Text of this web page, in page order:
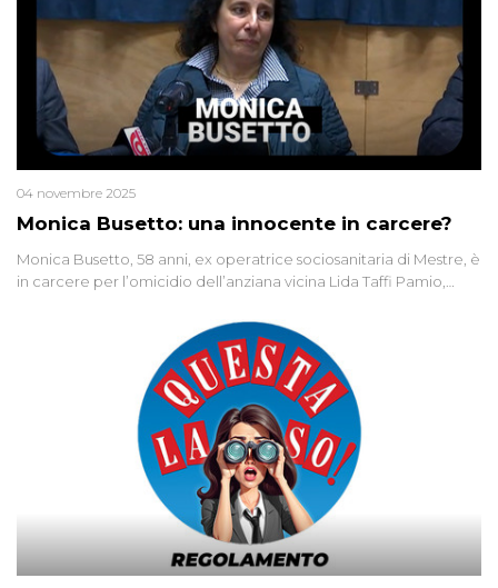
Monica Busetto: una innocente in carcere?
04 novembre 2025
Monica Busetto, 58 anni, ex operatrice sociosanitaria di Mestre, è
in carcere per l’omicidio dell’anziana vicina Lida Taffi Pamio,
minuscola su una collanina, Monica si proclama innocente. Nel
2015 un’altra donna confessa lo stesso delitto, poi ritratta. Due
colpevoli per un solo omicidio: errore giudiziario o giustizia